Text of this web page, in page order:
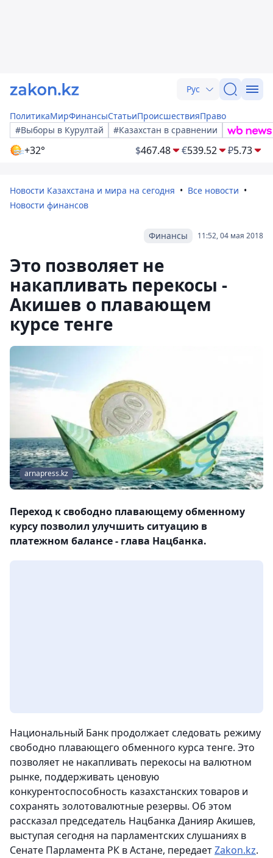
Рус
ПолитикаМирФинансыСтатьиПроисшествияПраво
#Выборы в Курултай
#Казахстан в сравнении
+32° $467.48 €539.52 ₽5.73
Новости Казахстана и мира на сегодня
Все новости
Новости финансов
11:52, 04 мая 2018
Финансы
Это позволяет не
накапливать перекосы -
Акишев о плавающем
курсе тенге
arnapress.kz
Переход к свободно плавающему обменному
курсу позволил улучшить ситуацию в
платежном балансе - глава Нацбанка.
Национальный Банк продолжает следовать режиму
свободно плавающего обменного курса тенге. Это
позволяет не накапливать перекосы на валютном
рынке, поддерживать ценовую
конкурентоспособность казахстанских товаров и
сохранять золотовалютные резервы. Об этом
рассказал председатель Нацбанка Данияр Акишев,
выступая сегодня на парламентских слушаниях в
Сенате Парламента РК в Астане, передаетZakon.kz.